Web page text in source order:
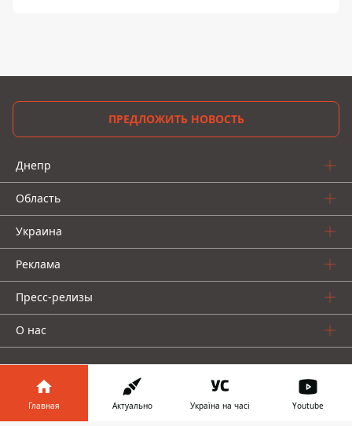
ПРЕДЛОЖИТЬ НОВОСТЬ
Днепр
Область
Украина
Реклама
Пресс-релизы
О нас
Главная Актуально Україна на часі Youtube